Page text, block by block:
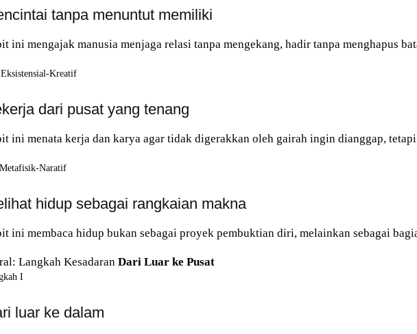
tanpa menuntut memiliki
ini mengajak manusia menjaga relasi tanpa mengekang, hadir tanpa menghapus
Eksistensial-Kreatif
dari pusat yang tenang
ini menata kerja dan karya agar tidak digerakkan oleh gairah ingin dianggap,
Metafisik-Naratif
hidup sebagai rangkaian makna
ini membaca hidup bukan sebagai proyek pembuktian diri, melainkan sebagai
Langkah Kesadaran Dari Luar ke Pusat
I
luar ke dalam